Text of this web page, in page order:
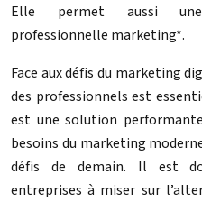
Elle permet aussi une
professionnelle marketing*.
Face aux défis du marketing
des professionnels est
est une solution
besoins du marketing
défis de demain. Il est
entreprises à miser sur